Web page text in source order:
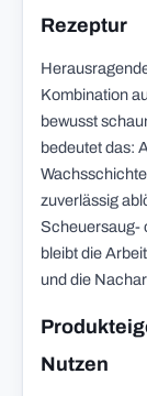
Rezeptur
Kombination
bewusst
bedeutet das:
zuverlässig
Scheuersaug-
bleibt die
und die
Nutzen